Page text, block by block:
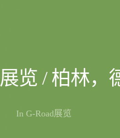
览 / 柏林，
In G-Road展览